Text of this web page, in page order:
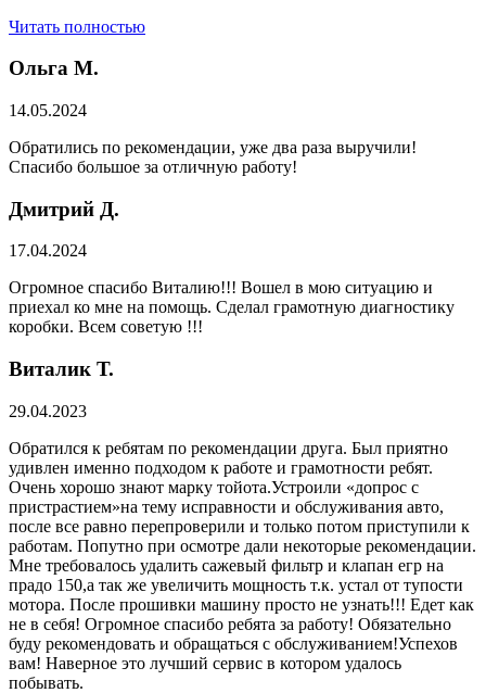
Читать полностью
Ольга М.
14.05.2024
Обратились по рекомендации, уже два раза выручили!
Спасибо большое за отличную работу!
Дмитрий Д.
17.04.2024
Огромное спасибо Виталию!!! Вошел в мою ситуацию и
приехал ко мне на помощь. Сделал грамотную диагностику
коробки. Всем советую !!!
Виталик Т.
29.04.2023
Обратился к ребятам по рекомендации друга. Был приятно
удивлен именно подходом к работе и грамотности ребят.
Очень хорошо знают марку тойота.Устроили «допрос с
пристрастием»на тему исправности и обслуживания авто,
после все равно перепроверили и только потом приступили к
работам. Попутно при осмотре дали некоторые рекомендации.
Мне требовалось удалить сажевый фильтр и клапан егр на
прадо 150,а так же увеличить мощность т.к. устал от тупости
мотора. После прошивки машину просто не узнать!!! Едет как
не в себя! Огромное спасибо ребята за работу! Обязательно
буду рекомендовать и обращаться с обслуживанием!Успехов
вам! Наверное это лучший сервис в котором удалось
побывать.